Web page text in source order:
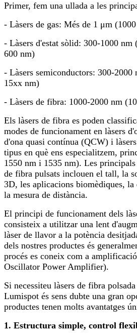
Primer, fem una ullada a les
- Làsers de gas: Més de 1 μm
- Làsers d'estat sòlid: 300-1000
600 nm)
- Làsers semiconductors: 300-
15xx nm)
- Làsers de fibra: 1000-2000 nm
Els làsers de fibra es poden
modes de funcionament en làsers
d'ona quasi contínua (QCW) i
tipus en què ens especialitzem,
1550 nm i 1535 nm). Les
de fibra pulsats inclouen el tall, la
3D, les aplicacions biomèdiques,
la mesura de distància.
El principi de funcionament dels
consisteix a utilitzar una lent
làser de llavor a la potència
dels nostres productes és
procés es coneix com a
Oscillator Power Amplifier).
Si necessiteu làsers de fibra
Lumispot és sens dubte una gran
productes tenen molts avantatges
1. Estructura simple, control